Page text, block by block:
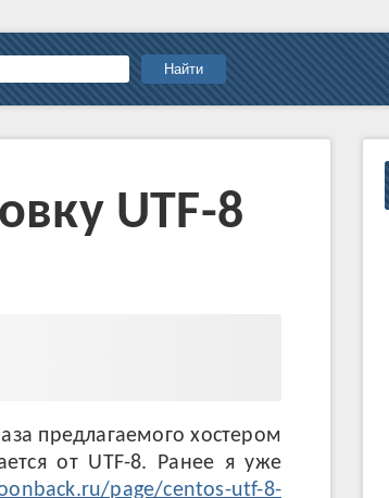
Найти
UTF-8
предлагаемого хостером
от UTF-8. Ранее я уже
page/centos-utf-8-